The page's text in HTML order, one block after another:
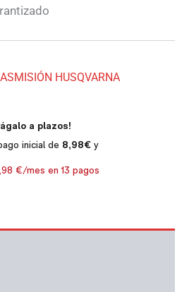
HUSQVARNA